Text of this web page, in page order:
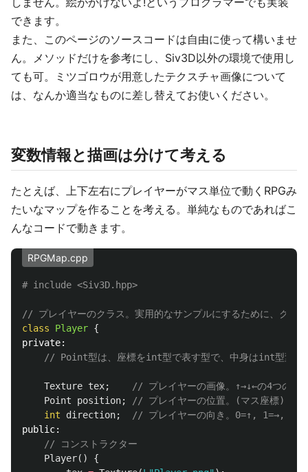
できます。
また、このページのソースコードは自由に使って構いませ
ん。メソッドだけを参考にし、Siv3D以外の環境で使用し
ても可。ミツゴロウが用意したテクスチャ画像について
は、なんか適当なものに差し替えてお使いください。
変数情報と描画は分けて考える
たとえば、上下左右にプレイヤーがマス単位で動くRPGみ
たいなマップを作ることを考える。単純なものであればこ
んなコードで動きます。
RPGMap.cpp
// プレイヤーのクラス。実用的なサンプルにするために、クラ
class
Player {
private:
// Point型は、座標をint型で表す型で、中身はint型変数
Texture tex;
// プレイヤーの画像。↑→↓←の4つの向
Point
position;
// プレイヤーの位置。(マス座標)
int
direction;
// プレイヤーの向き。0=↑, 1=→,
public:
// コンストラクター
Player()
{